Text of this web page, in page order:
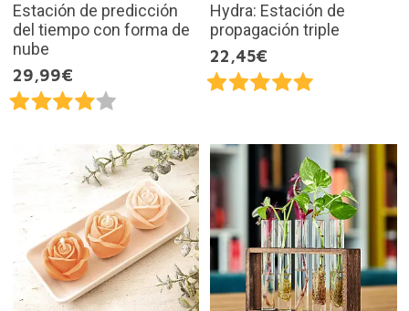
Estación de predicción
del tiempo con forma de
nube
29,99€
Hydra: Estación de
propagación triple
22,45€